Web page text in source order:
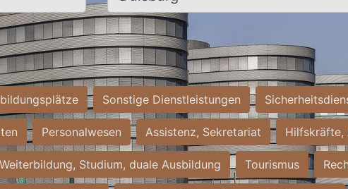
Sonstige Dienstleistungen
Personalwesen Assistenz, Sekretariat Hilfskräfte,
Weiterbildung, Studium, duale Ausbildung Tourismus